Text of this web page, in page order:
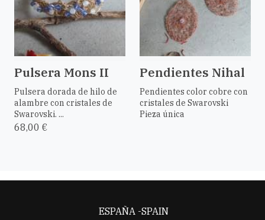
Pulsera Mons II
Pulsera dorada de hilo de
alambre con cristales de
Swarovski. ...
68,00 €
Pendientes Nihal
Pendientes color cobre con
cristales de Swarovski
Pieza única
ESPAÑA -SPAIN